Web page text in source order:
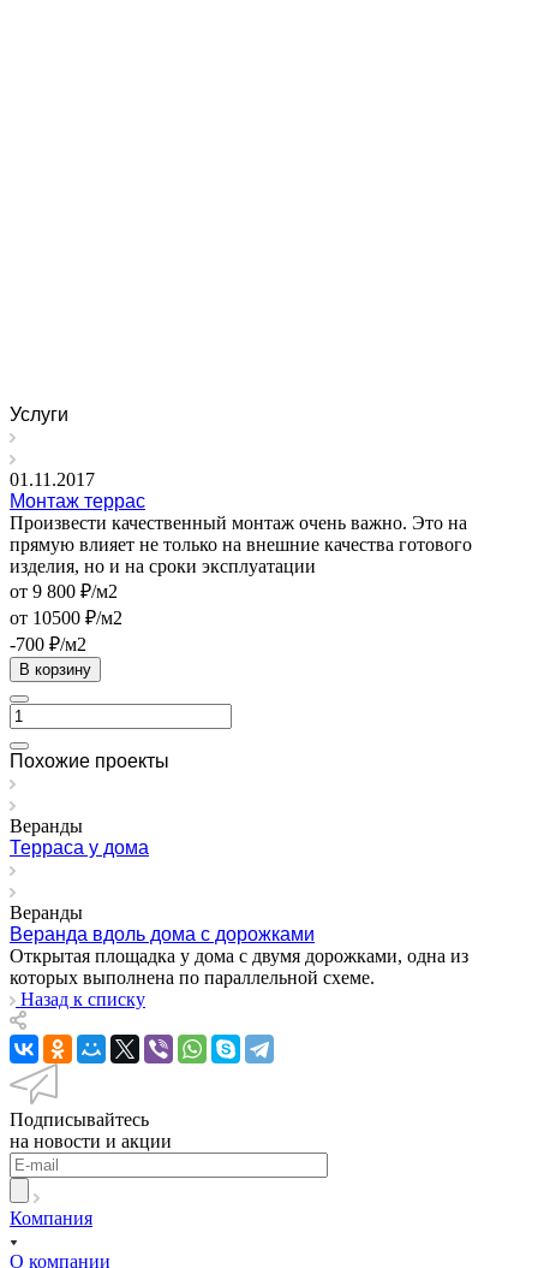
Услуги
01.11.2017
Монтаж террас
Произвести качественный монтаж очень важно. Это на
прямую влияет не только на внешние качества готового
изделия, но и на сроки эксплуатации
от 9 800 ₽/м2
от 10500 ₽/м2
-700 ₽/м2
В корзину
Похожие проекты
Веранды
Терраса у дома
Веранды
Веранда вдоль дома с дорожками
Открытая площадка у дома с двумя дорожками, одна из
которых выполнена по параллельной схеме.
Назад к списку
Подписывайтесь
на новости и акции
Компания
О компании